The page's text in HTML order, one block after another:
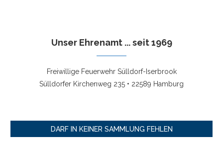
Unser Ehrenamt ... seit 1969
Freiwillige Feuerwehr Sülldorf-Iserbrook
Sülldorfer Kirchenweg 235 • 22589 Hamburg
DARF IN KEINER SAMMLUNG FEHLEN